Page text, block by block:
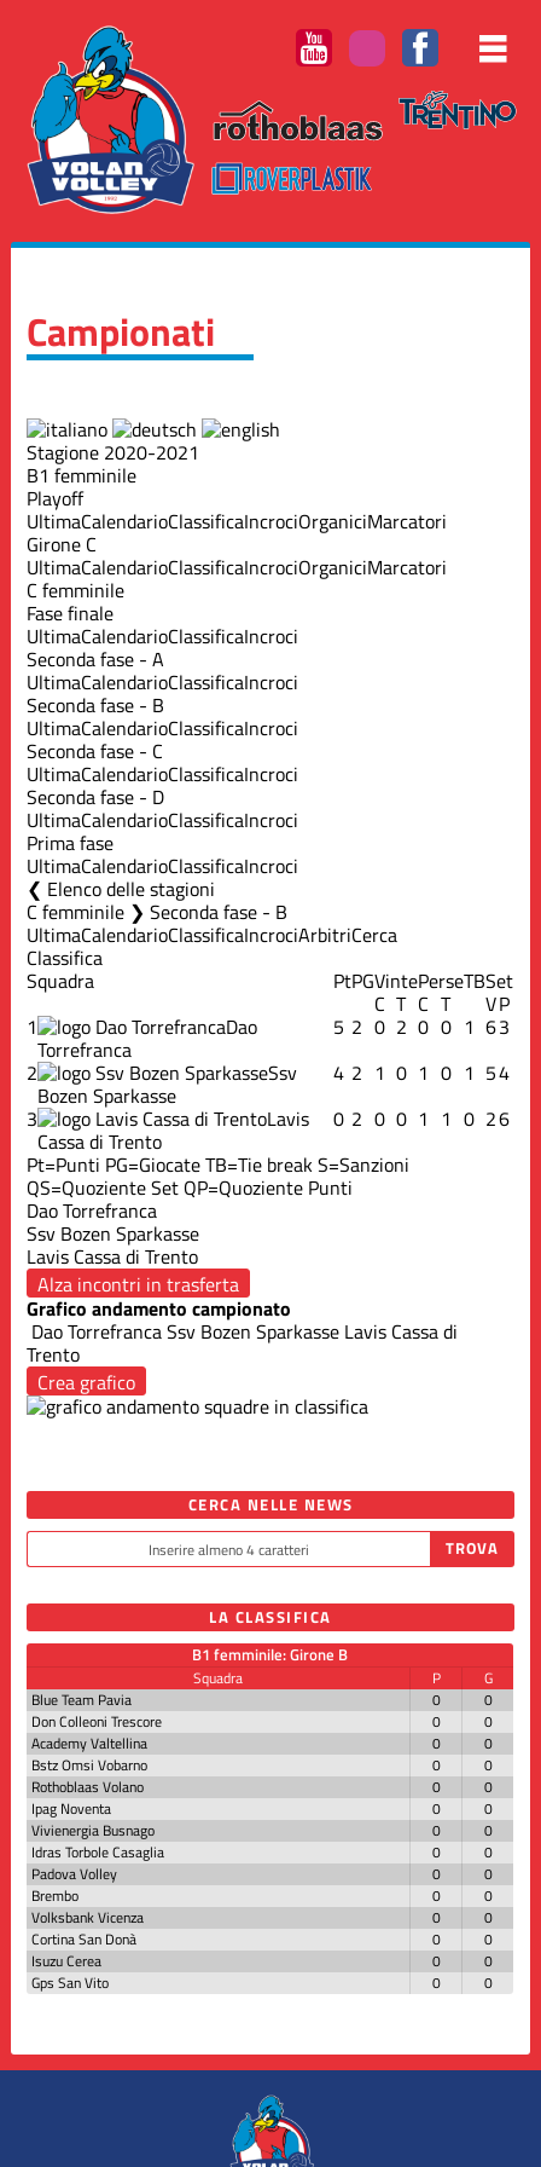
Campionati
Stagione 2020-2021
B1 femminile
Playoff
UltimaCalendarioClassificaIncrociOrganiciMarcatori
Girone C
UltimaCalendarioClassificaIncrociOrganiciMarcatori
C femminile
Fase finale
UltimaCalendarioClassificaIncroci
Seconda fase - A
UltimaCalendarioClassificaIncroci
Seconda fase - B
UltimaCalendarioClassificaIncroci
Seconda fase - C
UltimaCalendarioClassificaIncroci
Seconda fase - D
UltimaCalendarioClassificaIncroci
Prima fase
UltimaCalendarioClassificaIncroci
Elenco delle stagioni
C femminile ❯ Seconda fase - B
UltimaCalendarioClassificaIncrociArbitriCerca
Classifica
Squadra PtPGVintePerseTBSet
C T C T VP
1 Dao
Torrefranca
5 2 0 2 0 0 1 63
2
Ssv
Bozen Sparkasse
4 2 1 0 1 0 1 54
3
Lavis
Cassa di Trento
0 2 0 0 1 1 0 26
Pt=Punti PG=GiocateTB=Tie breakS=Sanzioni
QS=Quoziente Set QP=Quoziente Punti
Dao Torrefranca
Ssv Bozen Sparkasse
Lavis Cassa di Trento
Alza incontri in trasferta
Grafico andamento campionato
Dao TorrefrancaSsv Bozen Sparkasse Lavis Cassa di
Trento
Crea grafico
CERCA NELLE NEWS
LA CLASSIFICA
B1 femminile: Girone B
Squadra P
G
Blue Team Pavia
0
0
Don Colleoni Trescore
0
0
Academy Valtellina
0
0
Bstz Omsi Vobarno
0
0
Rothoblaas Volano
0
0
Ipag Noventa
0
0
Vivienergia Busnago
0
0
Idras Torbole Casaglia
0
0
Padova Volley
0
0
Brembo
0
0
Volksbank Vicenza
0
0
Cortina San Donà
0
0
Isuzu Cerea
0
0
Gps San Vito
0 0